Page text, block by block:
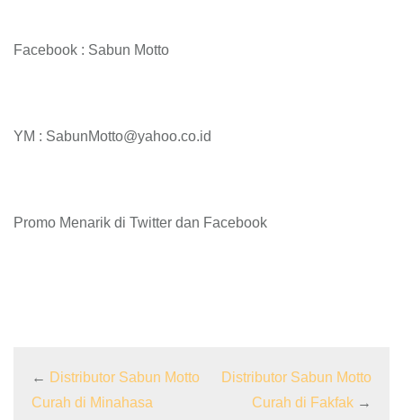
Facebook : Sabun Motto
YM : SabunMotto@yahoo.co.id
Promo Menarik di Twitter dan Facebook
← Distributor Sabun Motto
Curah di Minahasa
Distributor Sabun Motto
Curah di Fakfak →